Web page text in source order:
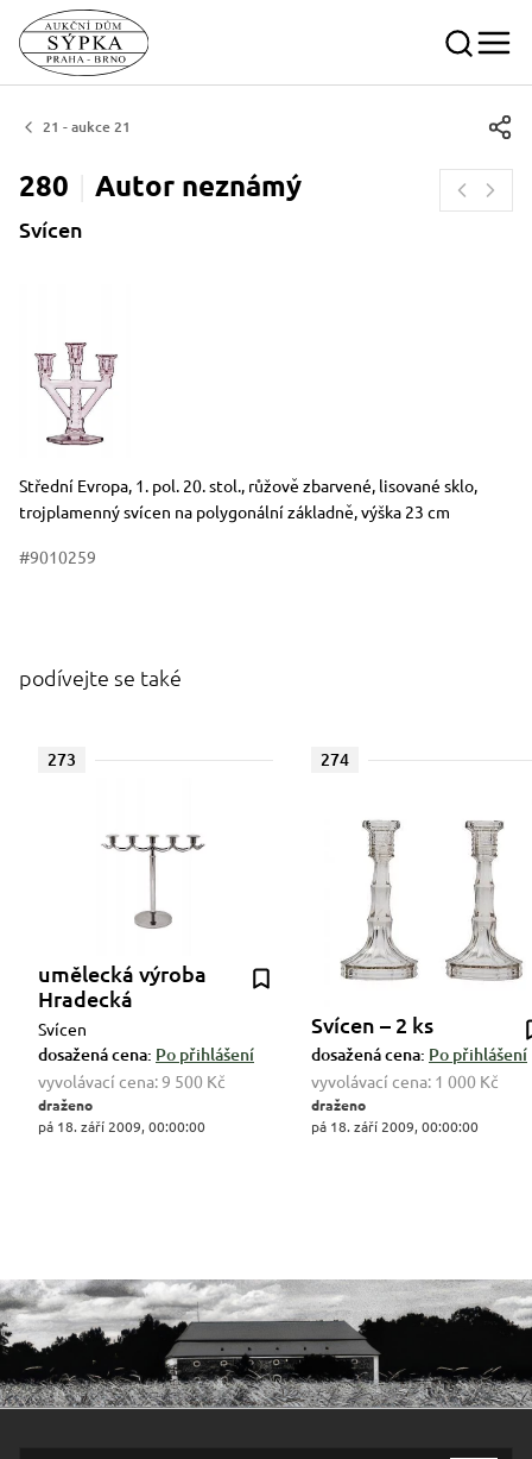
21 - aukce 21
280 Autor neznámý
Svícen
Rozměry
Stručný popis předmětu
Střední Evropa, 1. pol. 20. stol., růžově zbarvené, lisované sklo,
trojplamenný svícen na polygonální základně, výška 23 cm
#9010259
podívejte se také
273
umělecká výroba
Hradecká
Svícen
dosažená cena: Po přihlášení
vyvolávací cena:9 500 Kč
draženo
pá 18. září 2009, 00:00:00
274
Svícen – 2 ks
dosažená cena: Po přihlášení
vyvolávací cena: 1 000 Kč
draženo
pá 18. září 2009, 00:00:00